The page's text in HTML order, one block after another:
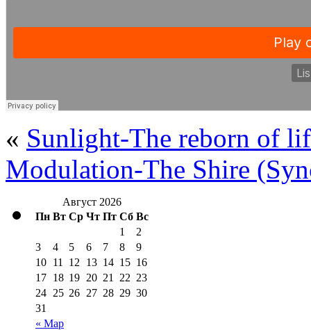
« Sunlight-The reborn of
Modulation-The Shire
Август 2026
Пн Вт Ср Чт Пт Сб Вс
« Мар
1
2
3
4 5 6 7 8
9
10 11 12 13 14 15 16
17 18 19 20 21 22 23
24 25 26 27 28 29 30
31